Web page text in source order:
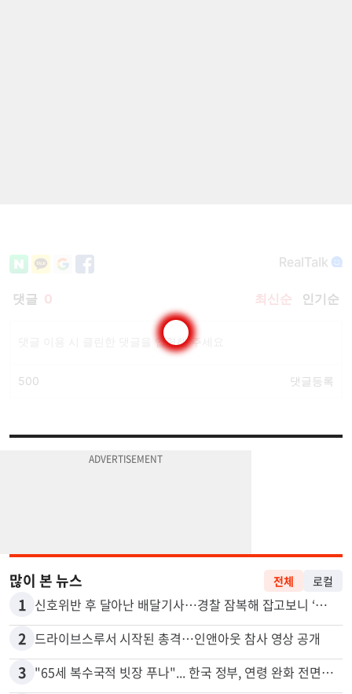
많이 본 뉴스 전체 로컬
1 신호위반 후 달아난 배달기사…경찰 잠복해 잡고보니 ‘반전’
2 드라이브스루서 시작된 총격…인앤아웃 참사 영상 공개
3 "65세 복수국적 빗장 푸나"... 한국 정부, 연령 완화 전면 추진